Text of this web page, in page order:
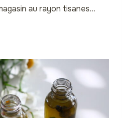
au rayon tisanes…